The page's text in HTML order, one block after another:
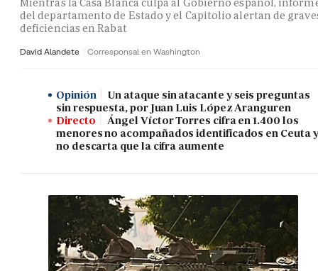
del departamento de Estado y el Capitolio alertan de
deficiencias en Rabat
David Alandete Corresponsal en Washington
Opinión
Un ataque sin atacante y seis preguntas
sin respuesta, por Juan Luis López Aranguren
Directo
Ángel Víctor Torres cifra en 1.400 los
menores no acompañados identificados en Ceuta y
no descarta que la cifra aumente